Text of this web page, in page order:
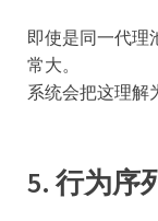
即使是同一代理
常大。
系统会把这理解
5. 行为序